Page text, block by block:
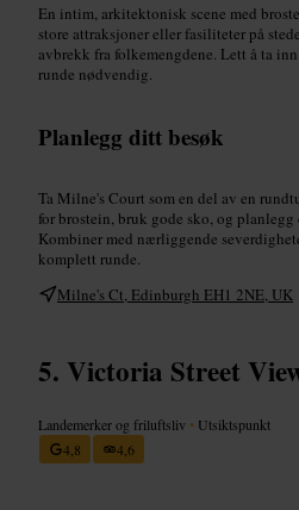
En intim, arkitektonisk scene med
store attraksjoner eller fasiliteter på
avbrekk fra folkemengdene. Lett å ta
runde nødvendig.
Planlegg ditt besøk
Ta Milne's Court som en del av en
for brostein, bruk gode sko, og
Kombiner med nærliggende
komplett runde.
Milne's Ct, Edinburgh EH1 2NE, UK
Victoria Street
Landemerker og friluftsliv • Utsiktspunkt
4,8
4,6